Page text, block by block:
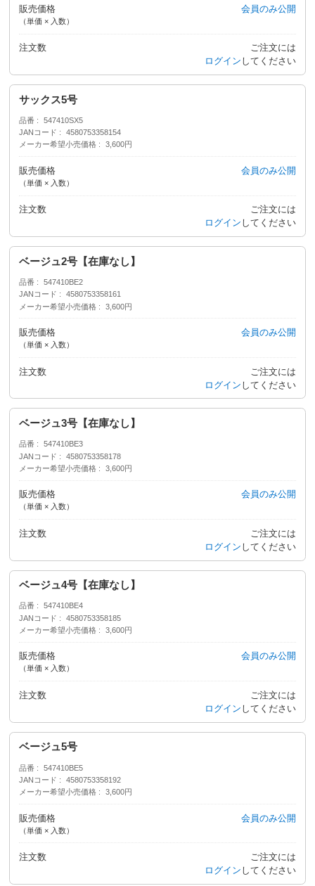
販売価格
（単価 × 入数）
会員のみ公開
注文数
ご注文には
ログイン してください
サックス5号
品番
547410SX5
JANコード
4580753358154
メーカー希望小売価格
3,600円
販売価格
（単価 × 入数）
会員のみ公開
注文数
ご注文には
ログイン してください
ベージュ2号【在庫なし】
品番
547410BE2
JANコード
4580753358161
メーカー希望小売価格
3,600円
販売価格
（単価 × 入数）
会員のみ公開
注文数
ご注文には
ログイン してください
ベージュ3号【在庫なし】
品番
547410BE3
JANコード
4580753358178
メーカー希望小売価格
3,600円
販売価格
（単価 × 入数）
会員のみ公開
注文数
ご注文には
ログイン してください
ベージュ4号【在庫なし】
品番
547410BE4
JANコード
4580753358185
メーカー希望小売価格
3,600円
販売価格
（単価 × 入数）
会員のみ公開
注文数
ご注文には
ログイン してください
ベージュ5号
品番
547410BE5
JANコード
4580753358192
メーカー希望小売価格
3,600円
販売価格
（単価 × 入数）
会員のみ公開
注文数
ご注文には
ログイン してください